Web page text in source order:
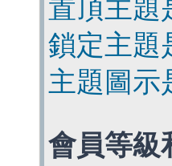
置頂主題
鎖定主題
主題圖示
會員等級